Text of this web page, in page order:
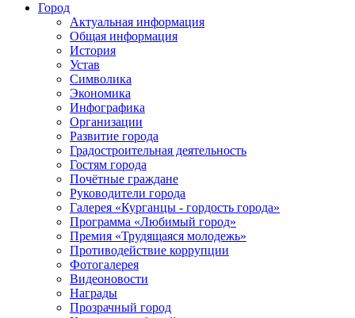
Город
Актуальная информация
Общая информация
История
Устав
Символика
Экономика
Инфографика
Организации
Развитие города
Градостроительная деятельность
Гостям города
Почётные граждане
Руководители города
Галерея «Курганцы - гордость города»
Программа «Любимый город»
Премия «Трудящаяся молодежь»
Противодействие коррупции
Фотогалерея
Видеоновости
Награды
Прозрачный город